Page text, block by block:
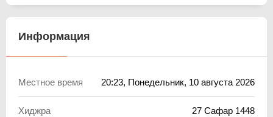
Информация
Местное время 20:23, Понедельник, 10 августа 2026
Хиджра 27 Сафар 1448